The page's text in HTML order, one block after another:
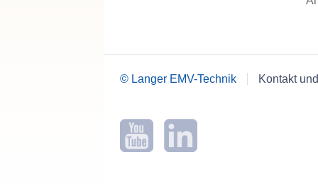
© Langer EMV-Technik Kontakt